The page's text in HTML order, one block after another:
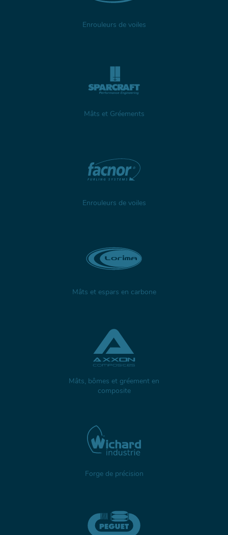
Enrouleurs de voiles
Mâts et Gréements
Enrouleurs de voiles
Mâts et espars en carbone
Mâts, bômes et gréement en
composite
Forge de précision